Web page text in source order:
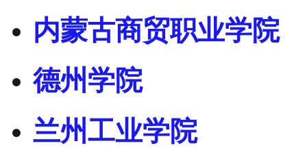
内蒙古商贸职业学院
德州学院
兰州工业学院